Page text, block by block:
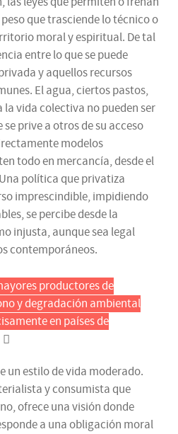
que trasciende lo técnico o
moral y espiritual. De tal
entre lo que se puede
y aquellos recursos
El agua, ciertos pastos,
la vida colectiva no pueden ser
prive a otros de su acceso
modelos
todo en mercancía, desde el
política que privatiza
imprescindible, impidiendo
se percibe desde la
injusta, aunque sea legal
contemporáneos.
productores de
y degradación ambiental
en países de
un estilo de vida moderado.
y consumista que
ofrece una visión donde
a una obligación moral